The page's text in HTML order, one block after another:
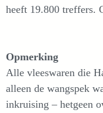
heeft 19.800 treffers.
Opmerking
Alle vleeswaren die
alleen de wangspek
inkruising – hetgeen